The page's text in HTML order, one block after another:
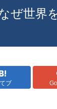
ぜ世界
ブ